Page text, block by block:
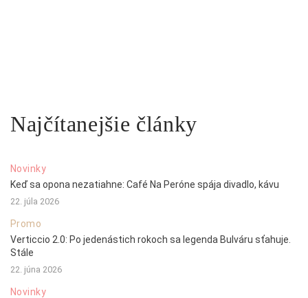
Najčítanejšie články
Novinky
Keď sa opona nezatiahne: Café Na Peróne spája divadlo, kávu
22. júla 2026
Promo
Verticcio 2.0: Po jedenástich rokoch sa legenda Bulváru sťahuje.
Stále
22. júna 2026
Novinky